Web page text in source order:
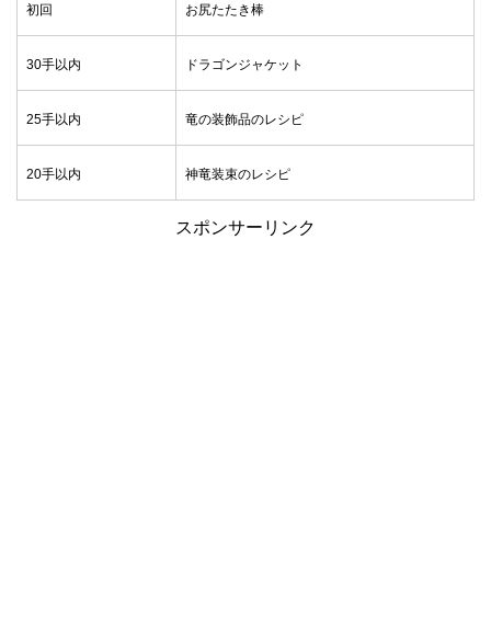
初回 お尻たたき棒
30手以内 ドラゴンジャケット
25手以内 竜の装飾品のレシピ
20手以内 神竜装束のレシピ
スポンサーリンク